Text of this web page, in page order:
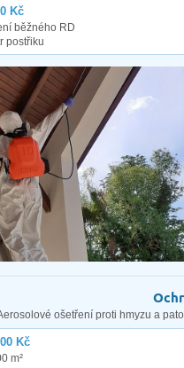
Kč
běžného RD
postřiku
ošetření proti hmyzu a
Kč
m²